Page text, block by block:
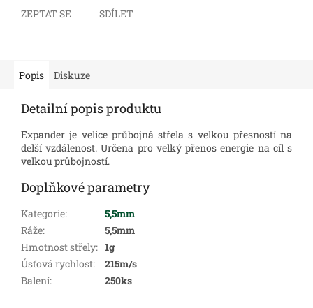
ZEPTAT SE SDÍLET
Popis Diskuze
Detailní popis produktu
Expander je velice průbojná střela s velkou přesností na
delší vzdálenost. Určena pro velký přenos energie na cíl s
velkou průbojností.
Doplňkové parametry
Kategorie:
5,5mm
Ráže:
5,5mm
Hmotnost střely: 1g
Úsťová rychlost:
215m/s
Balení: 250ks